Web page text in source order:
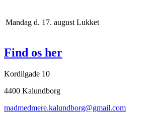
Mandag d. 17. august Lukket
Find os her
Kordilgade 10
4400 Kalundborg
madmedmere.kalundborg@gmail.com